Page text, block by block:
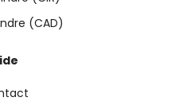
(CAD)